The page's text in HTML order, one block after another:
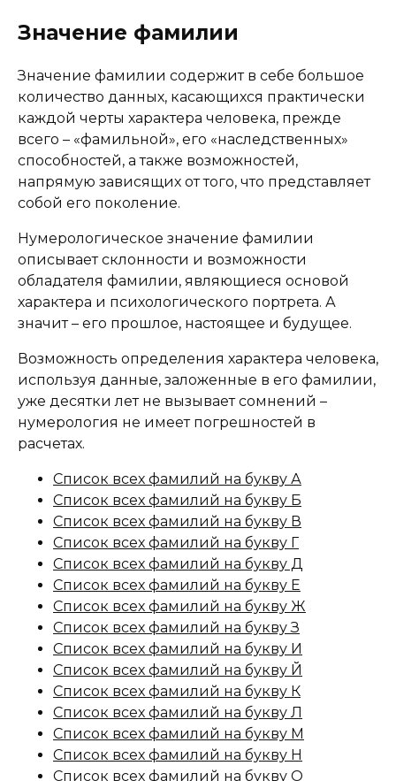
Значение фамилии
Значение фамилии содержит в себе большое
количество данных, касающихся практически
каждой черты характера человека, прежде
всего – «фамильной», его «наследственных»
способностей, а также возможностей,
напрямую зависящих от того, что представляет
собой его поколение.
Нумерологическое значение фамилии
описывает склонности и возможности
обладателя фамилии, являющиеся основой
характера и психологического портрета. А
значит – его прошлое, настоящее и будущее.
Возможность определения характера человека,
используя данные, заложенные в его фамилии,
уже десятки лет не вызывает сомнений –
нумерология не имеет погрешностей в
расчетах.
Список всех фамилий на букву А
Список всех фамилий на букву Б
Список всех фамилий на букву В
Список всех фамилий на букву Г
Список всех фамилий на букву Д
Список всех фамилий на букву Е
Список всех фамилий на букву Ж
Список всех фамилий на букву З
Список всех фамилий на букву И
Список всех фамилий на букву Й
Список всех фамилий на букву К
Список всех фамилий на букву Л
Список всех фамилий на букву М
Список всех фамилий на букву Н
Список всех фамилий на букву О